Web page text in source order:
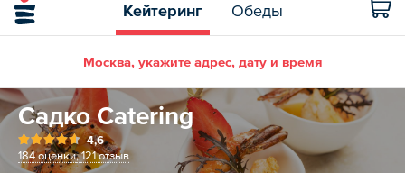
Кейтеринг Обеды
Москва, укажите адрес, дату и время
Садко Сatering
4,6
184 оценки,121 отзыв